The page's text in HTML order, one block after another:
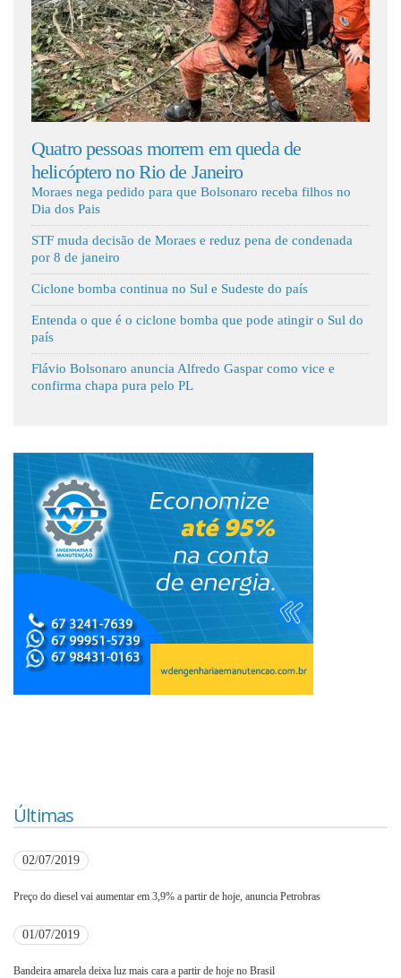
Fale Conosco
Quatro pessoas morrem em queda de
helicóptero no Rio de Janeiro
Moraes nega pedido para que Bolsonaro receba filhos no
Dia dos Pais
STF muda decisão de Moraes e reduz pena de condenada
por 8 de janeiro
Ciclone bomba continua no Sul e Sudeste do país
Entenda o que é o ciclone bomba que pode atingir o Sul do
país
Flávio Bolsonaro anuncia Alfredo Gaspar como vice e
confirma chapa pura pelo PL
Últimas
02/07/2019
Preço do diesel vai aumentar em 3,9% a partir de hoje, anuncia Petrobras
01/07/2019
Bandeira amarela deixa luz mais cara a partir de hoje no Brasil